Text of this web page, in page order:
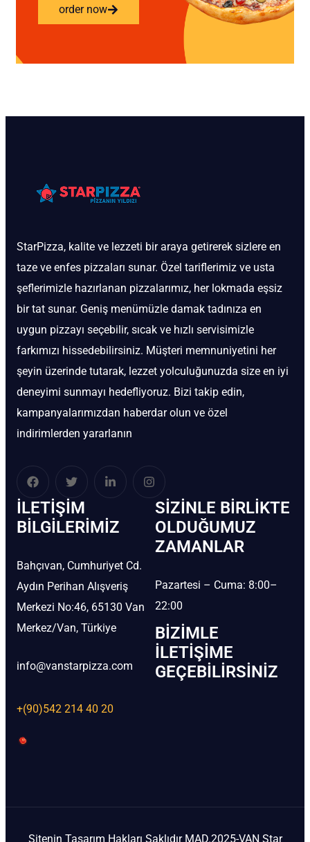
order now
StarPizza, kalite ve lezzeti bir araya getirerek sizlere en
taze ve enfes pizzaları sunar. Özel tariflerimiz ve usta
şeflerimizle hazırlanan pizzalarımız, her lokmada eşsiz
bir tat sunar. Geniş menümüzle damak tadınıza en
uygun pizzayı seçebilir, sıcak ve hızlı servisimizle
farkımızı hissedebilirsiniz. Müşteri memnuniyetini her
şeyin üzerinde tutarak, lezzet yolculuğunuzda size en iyi
deneyimi sunmayı hedefliyoruz. Bizi takip edin,
kampanyalarımızdan haberdar olun ve özel
indirimlerden yararlanın
İLETIŞIM
BİLGILERIMIZ
Bahçıvan, Cumhuriyet Cd.
Aydın Perihan Alışveriş
Merkezi No:46, 65130 Van
Merkez/Van, Türkiye
info@vanstarpizza.com
+(90)542 214 40 20
SIZINLE BIRLIKTE
OLDUĞUMUZ
ZAMANLAR
Pazartesi – Cuma: 8:00–
22:00
BIZIMLE
İLETIŞIME
GEÇEBILIRSINIZ
Sitenin Tasarım Hakları Saklıdır MAD.2025-VAN Star